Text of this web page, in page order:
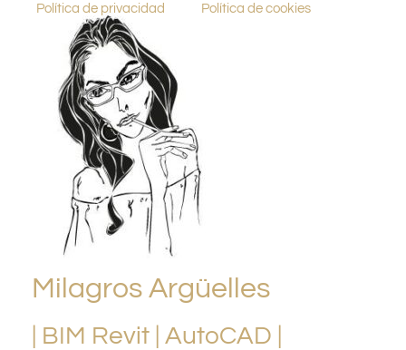
Milagros Argüelles
| BIM Revit | AutoCAD |
Política de privacidad
Política de cookies